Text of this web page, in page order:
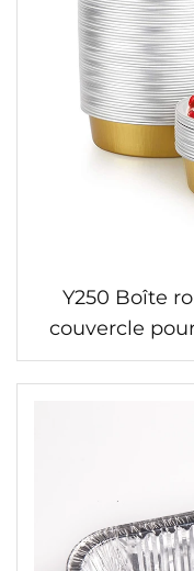
Y250 Boîte
couvercle
tarte,